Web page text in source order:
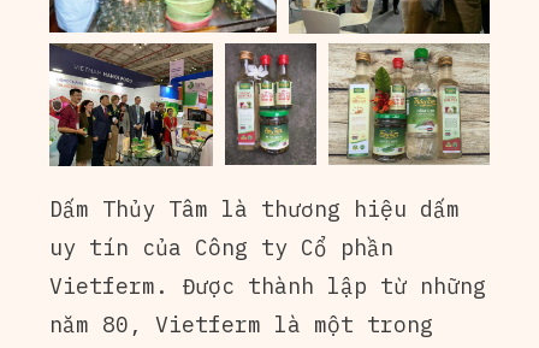
Dấm Thủy Tâm là thương hiệu dấm
uy tín của Công ty Cổ phần
Vietferm. Được thành lập từ những
năm 80, Vietferm là một trong